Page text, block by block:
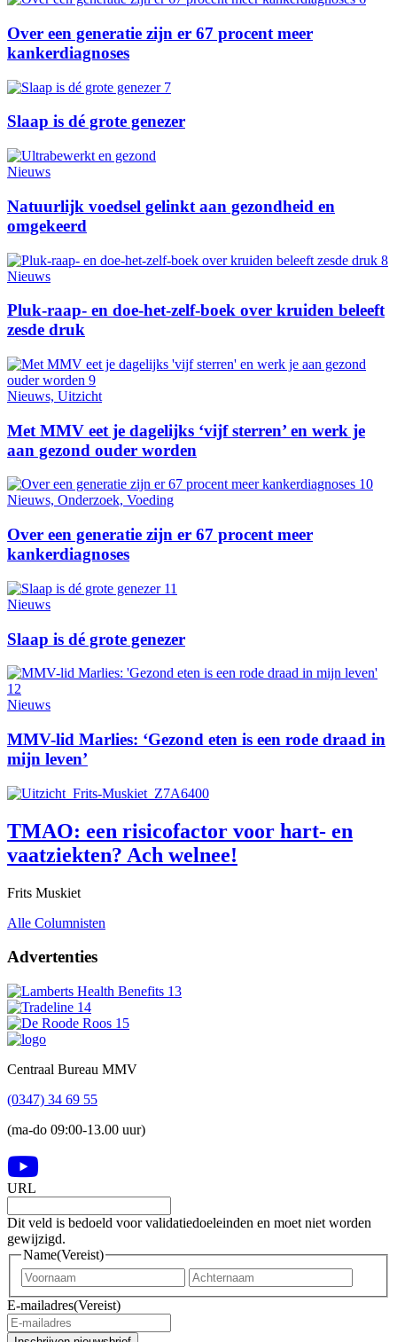
Over een generatie zijn er 67 procent meer
kankerdiagnoses
Slaap is dé grote genezer
Nieuws
Natuurlijk voedsel gelinkt aan gezondheid en
omgekeerd
Nieuws
Pluk-raap- en doe-het-zelf-boek over kruiden beleeft
zesde druk
Nieuws, Uitzicht
Met MMV eet je dagelijks ‘vijf sterren’ en werk je
aan gezond ouder worden
Nieuws, Onderzoek, Voeding
Over een generatie zijn er 67 procent meer
kankerdiagnoses
Nieuws
Slaap is dé grote genezer
Nieuws
MMV-lid Marlies: ‘Gezond eten is een rode draad in
mijn leven’
TMAO: een risicofactor voor hart- en
vaatziekten? Ach welnee!
Frits Muskiet
Alle Columnisten
Advertenties
Footer
Centraal Bureau MMV
(0347) 34 69 55
(ma-do 09:00-13.00 uur)
URL
Dit veld is bedoeld voor validatiedoeleinden en moet niet worden
gewijzigd.
Name(Vereist)
Voornaam
E-mailadres(Vereist)